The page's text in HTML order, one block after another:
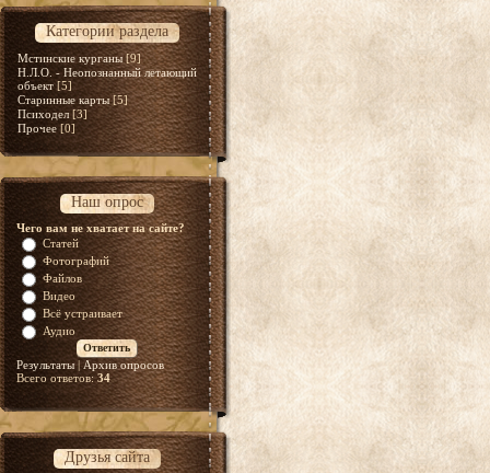
Категории раздела
Мстинские курганы [9]
Н.Л.О. - Неопознанный летающий
объект [5]
Старинные карты [5]
Психодел [3]
Прочее [0]
Наш опрос
Чего вам не хватает на сайте?
Статей
Фотографий
Файлов
Видео
Всё устраивает
Аудио
Результаты|Архив опросов
Всего ответов:34
Друзья сайта